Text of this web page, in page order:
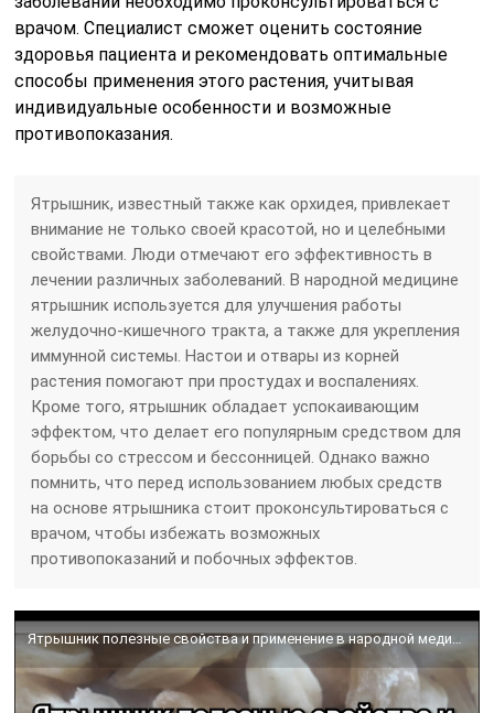
врачом. Специалист сможет оценить состояние
здоровья пациента и рекомендовать оптимальные
способы применения этого растения, учитывая
индивидуальные особенности и возможные
противопоказания.
Ятрышник, известный также как орхидея, привлекает
внимание не только своей красотой, но и целебными
свойствами. Люди отмечают его эффективность в
лечении различных заболеваний. В народной медицине
ятрышник используется для улучшения работы
желудочно-кишечного тракта, а также для укрепления
иммунной системы. Настои и отвары из корней
растения помогают при простудах и воспалениях.
Кроме того, ятрышник обладает успокаивающим
эффектом, что делает его популярным средством для
борьбы со стрессом и бессонницей. Однако важно
помнить, что перед использованием любых средств
на основе ятрышника стоит проконсультироваться с
врачом, чтобы избежать возможных
противопоказаний и побочных эффектов.